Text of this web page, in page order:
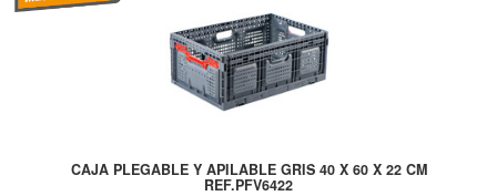
CAJA PLEGABLE Y APILABLE GRIS 40 X 60 X 22 CM
REF.PFV6422